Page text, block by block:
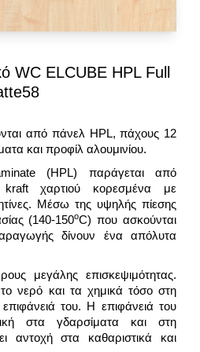
WC ELCUBE HPL Full
από πάνελ HPL, πάχους 12
και προφίλ αλουμινίου.
(HPL) παράγεται από
χαρτιού κορεσμένα με
Μέσω της υψηλής πίεσης
(140-150οC) που ασκούνται
δίνουν ένα απόλυτα
μεγάλης επισκεψιμότητας.
νερό και τα χημικά τόσο στη
του. Η επιφάνειά του
στα γδαρσίματα και στη
αντοχή στα καθαριστικά και